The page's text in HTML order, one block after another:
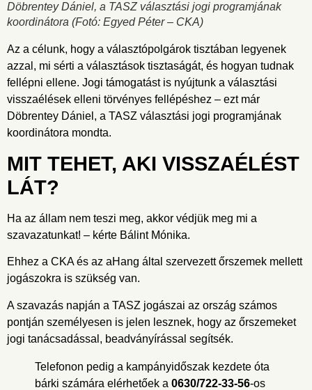
Döbrentey Dániel, a TASZ választási jogi programjának
koordinátora (Fotó: Egyed Péter – CKA)
Az a célunk, hogy a választópolgárok tisztában legyenek
azzal, mi sérti a választások tisztaságát, és hogyan tudnak
fellépni ellene. Jogi támogatást is nyújtunk a választási
visszaélések elleni törvényes fellépéshez – ezt már
Döbrentey Dániel, a TASZ választási jogi programjának
koordinátora mondta.
MIT TEHET, AKI VISSZAÉLÉST
LÁT?
Ha az állam nem teszi meg, akkor védjük meg mi a
szavazatunkat! – kérte Bálint Mónika.
Ehhez a CKA és az aHang által szervezett őrszemek mellett
jogászokra is szükség van.
A szavazás napján a TASZ jogászai az ország számos
pontján személyesen is jelen lesznek, hogy az őrszemeket
jogi tanácsadással, beadványírással segítsék.
Telefonon pedig a kampányidőszak kezdete óta
bárki számára elérhetőek a 0630/722-33-56-os